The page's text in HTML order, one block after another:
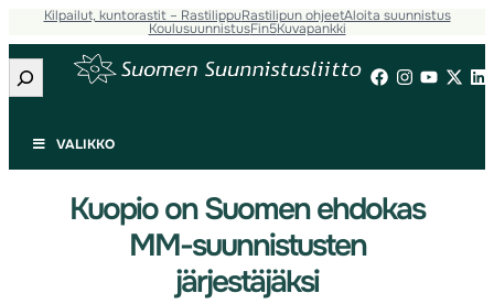
Kilpailut, kuntorastit – RastilippuRastilipun ohjeetAloita suunnistus
KoulusuunnistusFin5Kuvapankki
Etsi
VALIKKO
Kuopio on Suomen ehdokas
MM-suunnistusten
järjestäjäksi